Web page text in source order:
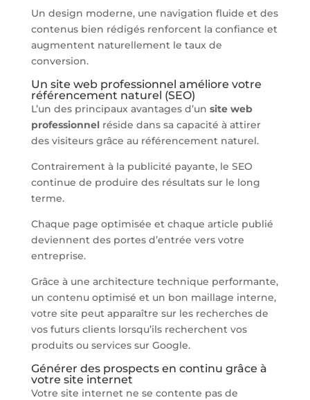
Un design moderne, une navigation fluide et des
contenus bien rédigés renforcent la confiance et
augmentent naturellement le taux de
conversion.
Un site web professionnel améliore votre
référencement naturel (SEO)
L’un des principaux avantages d’un site web
professionnelréside dans sa capacité à attirer
des visiteurs grâce au référencement naturel.
Contrairement à la publicité payante, le SEO
continue de produire des résultats sur le long
terme.
Chaque page optimisée et chaque article publié
deviennent des portes d’entrée vers votre
entreprise.
Grâce à une architecture technique performante,
un contenu optimisé et un bon maillage interne,
votre site peut apparaître sur les recherches de
vos futurs clients lorsqu’ils recherchent vos
produits ou services sur Google.
Générer des prospects en continu grâce à
votre site internet
Votre site internet ne se contente pas de